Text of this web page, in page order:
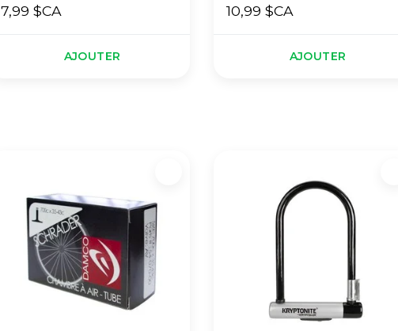
7,99 $CA
AJOUTER
10,99 $CA
AJOUTER